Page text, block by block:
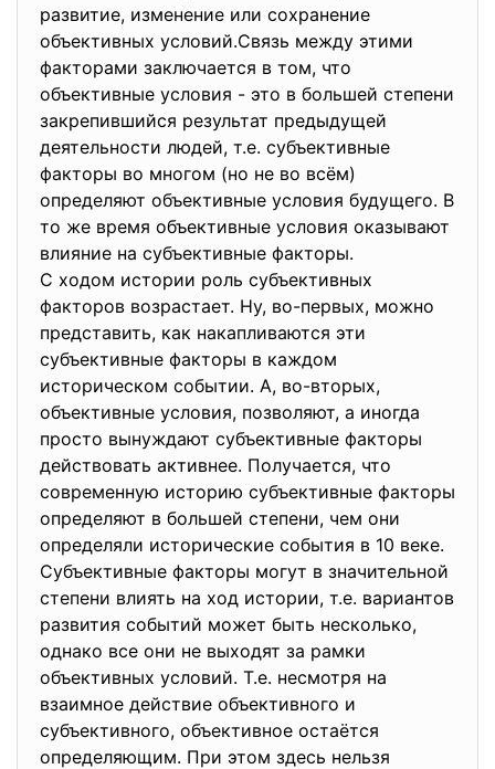
развитие, изменение или сохранение
объективных условий.Связь между этими
факторами заключается в том, что
объективные условия - это в большей степени
закрепившийся результат предыдущей
деятельности людей, т.е. субъективные
факторы во многом (но не во всём)
определяют объективные условия будущего. В
то же время объективные условия оказывают
влияние на субъективные факторы.
С ходом истории роль субъективных
факторов возрастает. Ну, во-первых, можно
представить, как накапливаются эти
субъективные факторы в каждом
историческом событии. А, во-вторых,
объективные условия, позволяют, а иногда
просто вынуждают субъективные факторы
действовать активнее. Получается, что
современную историю субъективные факторы
определяют в большей степени, чем они
определяли исторические события в 10 веке.
Субъективные факторы могут в значительной
степени влиять на ход истории, т.е. вариантов
развития событий может быть несколько,
однако все они не выходят за рамки
объективных условий. Т.е. несмотря на
взаимное действие объективного и
субъективного, объективное остаётся
определяющим. При этом здесь нельзя